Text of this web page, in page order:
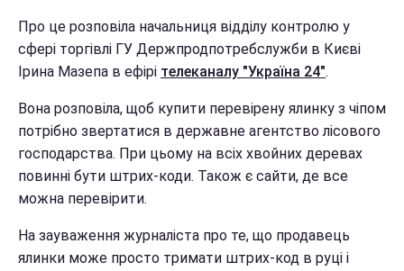
Про це розповіла начальниця відділу контролю у
сфері торгівлі ГУ Держпродпотребслужби в Києві
Ірина Мазепа в ефірі телеканалу "Україна 24".
Вона розповіла, щоб купити перевірену ялинку з чіпом
потрібно звертатися в державне агентство лісового
господарства. При цьому на всіх хвойних деревах
повинні бути штрих-коди. Також є сайти, де все
можна перевірити.
На зауваження журналіста про те, що продавець
ялинки може просто тримати штрих-код в руці і